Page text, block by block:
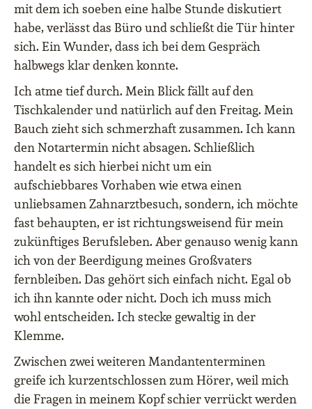
mit dem ich soeben eine halbe Stunde diskutiert
habe, verlässt das Büro und schließt die Tür hinter
sich. Ein Wunder, dass ich bei dem Gespräch
halbwegs klar denken konnte.
Ich atme tief durch. Mein Blick fällt auf den
Tischkalender und natürlich auf den Freitag. Mein
Bauch zieht sich schmerzhaft zusammen. Ich kann
den Notartermin nicht absagen. Schließlich
handelt es sich hierbei nicht um ein
aufschiebbares Vorhaben wie etwa einen
unliebsamen Zahnarztbesuch, sondern, ich möchte
fast behaupten, er ist richtungsweisend für mein
zukünftiges Berufsleben. Aber genauso wenig kann
ich von der Beerdigung meines Großvaters
fernbleiben. Das gehört sich einfach nicht. Egal ob
ich ihn kannte oder nicht. Doch ich muss mich
wohl entscheiden. Ich stecke gewaltig in der
Klemme.
Zwischen zwei weiteren Mandantenterminen
greife ich kurzentschlossen zum Hörer, weil mich
die Fragen in meinem Kopf schier verrückt werden